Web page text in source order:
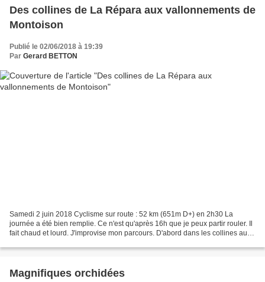
Des collines de La Répara aux vallonnements de
Montoison
Publié le 02/06/2018 à 19:39
Par Gerard BETTON
Samedi 2 juin 2018 Cyclisme sur route : 52 km (651m D+) en 2h30 La
journée a été bien remplie. Ce n'est qu'après 16h que je peux partir rouler. Il
fait chaud et lourd. J'improvise mon parcours. D'abord dans les collines au
Magnifiques orchidées